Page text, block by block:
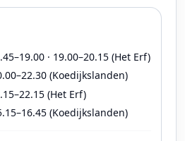
· 19.00–20.15 (Het Erf)
(Koedijkslanden)
(Het Erf)
(Koedijkslanden)